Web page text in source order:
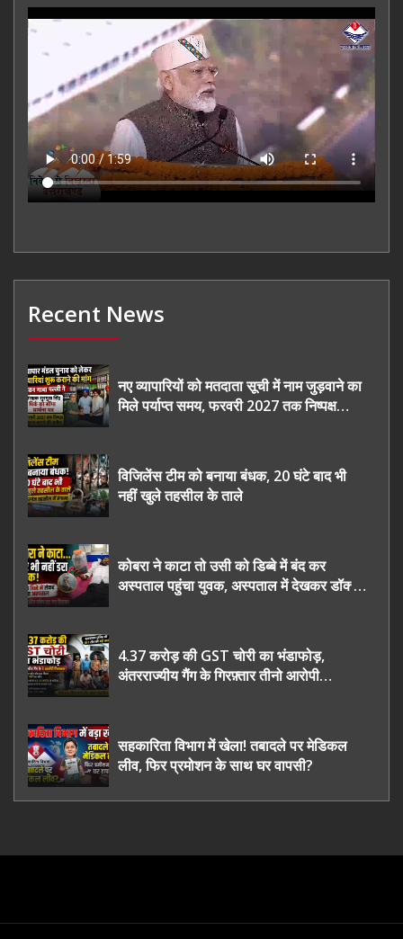
Recent News
नए व्यापारियों को मतदाता सूची में नाम जुड़वाने का
मिले पर्याप्त समय, फरवरी 2027 तक निष्पक्ष
विजिलेंस टीम को बनाया बंधक, 20 घंटे बाद भी
नहीं खुले तहसील के ताले
कोबरा ने काटा तो उसी को डिब्बे में बंद कर
अस्पताल पहुंचा युवक, अस्पताल में देखकर डॉक्टर
4.37 करोड़ की GST चोरी का भंडाफोड़,
अंतरराज्यीय गैंग के गिरफ़्तार तीनो आरोपी
सहकारिता विभाग में खेला! तबादले पर मेडिकल
लीव, फिर प्रमोशन के साथ घर वापसी?